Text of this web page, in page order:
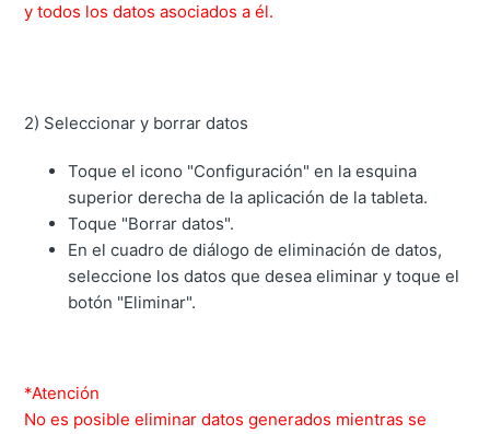
y todos los datos asociados a él.
2) Seleccionar y borrar datos
Toque el icono "Configuración" en la esquina
superior derecha de la aplicación de la tableta.
Toque "Borrar datos".
En el cuadro de diálogo de eliminación de datos,
seleccione los datos que desea eliminar y toque el
botón "Eliminar".
*Atención
No es posible eliminar datos generados mientras se